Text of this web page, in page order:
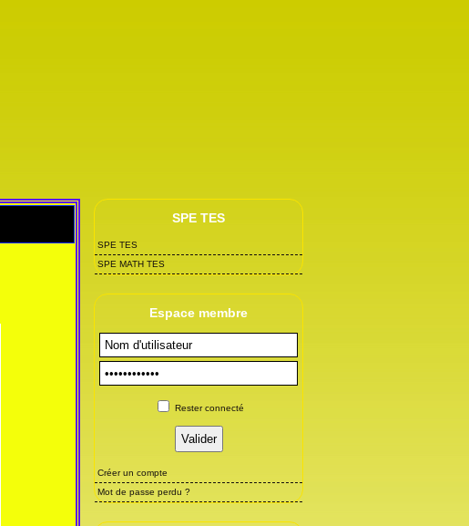
SPE TES
SPE TES
SPE MATH TES
Espace membre
Rester connecté
Créer un compte
Mot de passe perdu ?